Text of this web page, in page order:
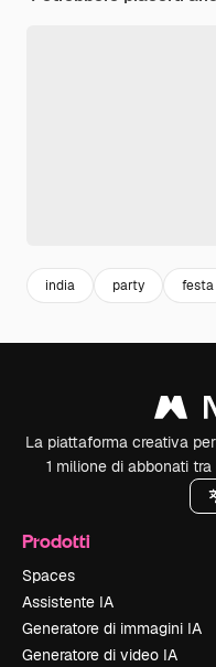
india party festa
La piattaforma creativa
1 milione di abbonati
Prodotti
Spaces
Assistente IA
Generatore di immagini IA
Generatore di video IA